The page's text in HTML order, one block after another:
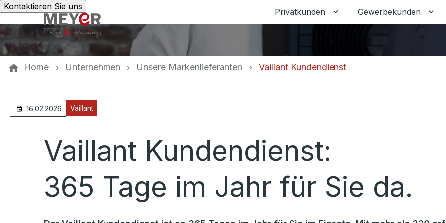
Kontaktieren Sie uns
Privatkunden Untermenü für
Gewerbekunden
Home Unternehmen Unsere Markenlieferanten Vaillant Kundendienst
16.02.2026 Vaillant
Vaillant Kundendienst:
365 Tage im Jahr für Sie da.